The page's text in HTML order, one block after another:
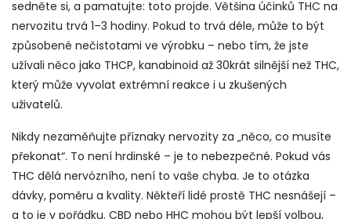
sedněte si, a pamatujte: toto projde. Většina účinků THC na
nervozitu trvá 1–3 hodiny. Pokud to trvá déle, může to být
způsobené nečistotami ve výrobku – nebo tím, že jste
užívali něco jako THCP, kanabinoid až 30krát silnější než THC,
který může vyvolat extrémní reakce i u zkušených
uživatelů.
Nikdy nezaměňujte příznaky nervozity za „něco, co musíte
překonat“. To není hrdinské – je to nebezpečné. Pokud vás
THC dělá nervózního, není to vaše chyba. Je to otázka
dávky, poměru a kvality. Někteří lidé prostě THC nesnášejí –
a to je v pořádku. CBD nebo HHC mohou být lepší volbou,